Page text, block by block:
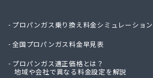
プロパンガス乗り換え料金シミュレーション
全国プロパンガス料金早見表
プロパンガス適正価格とは？
地域や会社で異なる料金設定を解説